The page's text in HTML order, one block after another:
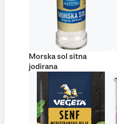
Morska sol sitna
jodirana